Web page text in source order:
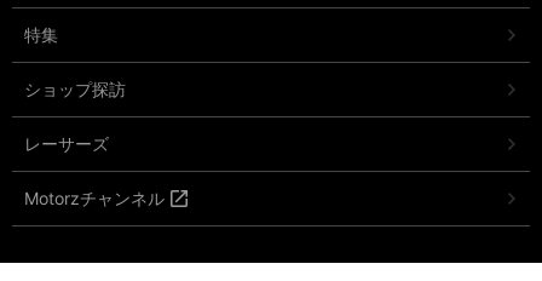
特集
ショップ探訪
レーサーズ
Motorzチャンネル